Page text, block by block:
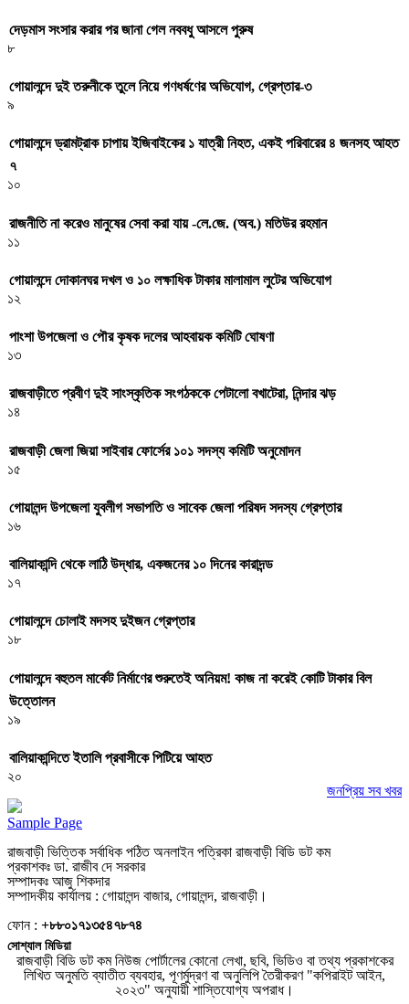
দেড়মাস সংসার করার পর জানা গেল নববধু আসলে পুরুষ
৮
গোয়ালন্দে দুই তরুনীকে তুলে নিয়ে গণধর্ষণের অভিযোগ, গ্রেপ্তার-৩
৯
গোয়ালন্দে ড্রামট্রাক চাপায় ইজিবাইকের ১ যাত্রী নিহত, একই পরিবারের ৪ জনসহ আহত
৭
১০
রাজনীতি না করেও মানুষের সেবা করা যায় -লে.জে. (অব.) মতিউর রহমান
১১
গোয়ালন্দে দোকানঘর দখল ও ১০ লক্ষাধিক টাকার মালামাল লুটের অভিযোগ
১২
পাংশা উপজেলা ও পৌর কৃষক দলের আহবায়ক কমিটি ঘোষণা
১৩
রাজবাড়ীতে প্রবীণ দুই সাংস্কৃতিক সংগঠককে পেটালো বখাটেরা, নিন্দার ঝড়
১৪
রাজবাড়ী জেলা জিয়া সাইবার ফোর্সের ১০১ সদস্য কমিটি অনুমোদন
১৫
গোয়ালন্দ উপজেলা যুবলীগ সভাপতি ও সাবেক জেলা পরিষদ সদস্য গ্রেপ্তার
১৬
বালিয়াকান্দি থেকে লাঠি উদ্ধার, একজনের ১০ দিনের কারাদন্ড
১৭
গোয়ালন্দে চোলাই মদসহ দুইজন গ্রেপ্তার
১৮
গোয়ালন্দে বহুতল মার্কেট নির্মাণের শুরুতেই অনিয়ম! কাজ না করেই কোটি টাকার বিল
উত্তোলন
১৯
বালিয়াকান্দিতে ইতালি প্রবাসীকে পিটিয়ে আহত
২০
জনপ্রিয় সব খবর
Sample Page
রাজবাড়ী ভিত্তিক সর্বাধিক পঠিত অনলাইন পত্রিকা রাজবাড়ী বিডি ডট কম
প্রকাশকঃ ডা. রাজীব দে সরকার
সম্পাদকঃ আজু শিকদার
সম্পাদকীয় কার্যালয় : গোয়ালন্দ বাজার, গোয়ালন্দ, রাজবাড়ী।
ফোন : +৮৮০১৭১৩৫৪৭৮৭৪
সোশ্যাল মিডিয়া
রাজবাড়ী বিডি ডট কম নিউজ পোর্টালের কোনো লেখা, ছবি, ভিডিও বা তথ্য প্রকাশকের
লিখিত অনুমতি ব্যাতীত ব্যবহার, পূণর্মুদ্রণ বা অনুলিপি তৈরীকরণ "কপিরাইট আইন,
২০২৩" অনুযায়ী শাস্তিযোগ্য অপরাধ।